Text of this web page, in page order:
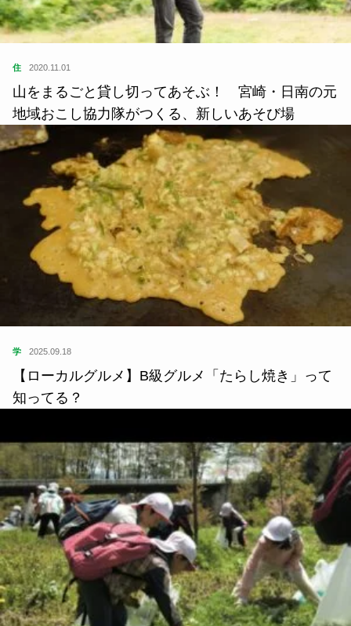
住 2020.11.01
山をまるごと貸し切ってあそぶ！ 宮崎・日南の元
地域おこし協力隊がつくる、新しいあそび場
学 2025.09.18
【ローカルグルメ】B級グルメ「たらし焼き」って
知ってる？